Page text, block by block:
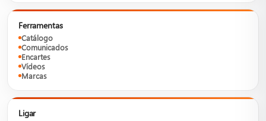
Ferramentas
Catálogo
Comunicados
Encartes
Vídeos
Marcas
Ligar